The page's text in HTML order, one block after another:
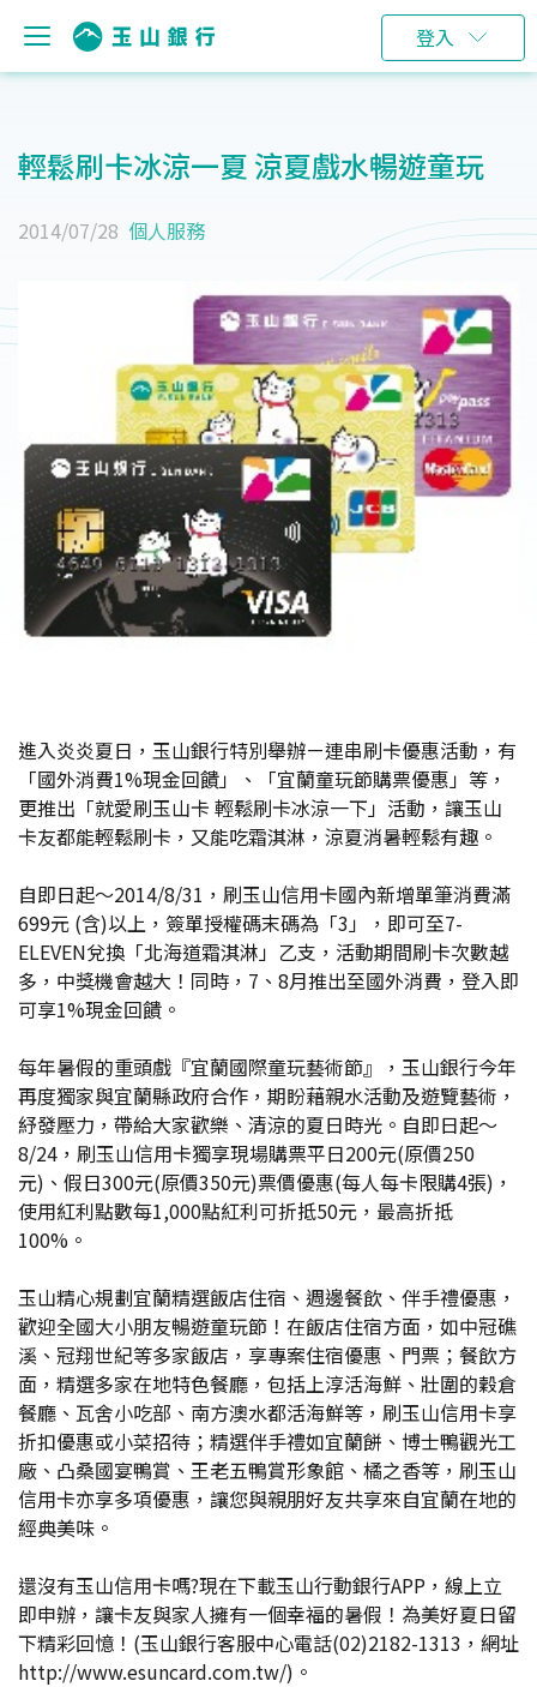
登入
輕鬆刷卡冰涼一夏 涼夏戲水暢遊童玩
2014/07/28 個人服務
進入炎炎夏日，玉山銀行特別舉辦ㄧ連串刷卡優惠活動，有
「國外消費1%現金回饋」、「宜蘭童玩節購票優惠」等，
更推出「就愛刷玉山卡 輕鬆刷卡冰涼一下」活動，讓玉山
卡友都能輕鬆刷卡，又能吃霜淇淋，涼夏消暑輕鬆有趣。
自即日起～2014/8/31，刷玉山信用卡國內新增單筆消費滿
699元 (含)以上，簽單授權碼末碼為「3」，即可至7-
ELEVEN兌換「北海道霜淇淋」乙支，活動期間刷卡次數越
多，中獎機會越大！同時，7、8月推出至國外消費，登入即
可享1%現金回饋。
每年暑假的重頭戲『宜蘭國際童玩藝術節』，玉山銀行今年
再度獨家與宜蘭縣政府合作，期盼藉親水活動及遊覽藝術，
紓發壓力，帶給大家歡樂、清涼的夏日時光。自即日起～
8/24，刷玉山信用卡獨享現場購票平日200元(原價250
元)、假日300元(原價350元)票價優惠(每人每卡限購4張)，
使用紅利點數每1,000點紅利可折抵50元，最高折抵
100%。
玉山精心規劃宜蘭精選飯店住宿、週邊餐飲、伴手禮優惠，
歡迎全國大小朋友暢遊童玩節！在飯店住宿方面，如中冠礁
溪、冠翔世紀等多家飯店，享專案住宿優惠、門票；餐飲方
面，精選多家在地特色餐廳，包括上淳活海鮮、壯圍的穀倉
餐廳、瓦舍小吃部、南方澳水都活海鮮等，刷玉山信用卡享
折扣優惠或小菜招待；精選伴手禮如宜蘭餅、博士鴨觀光工
廠、凸桑國宴鴨賞、王老五鴨賞形象館、橘之香等，刷玉山
信用卡亦享多項優惠，讓您與親朋好友共享來自宜蘭在地的
經典美味。
還沒有玉山信用卡嗎?現在下載玉山行動銀行APP，線上立
即申辦，讓卡友與家人擁有一個幸福的暑假！為美好夏日留
下精彩回憶！(玉山銀行客服中心電話(02)2182-1313，網址
http://www.esuncard.com.tw/)。